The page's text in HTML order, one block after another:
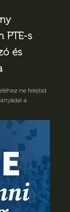
PTE-s
és
ne felejtsd
a